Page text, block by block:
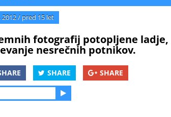
2012/ pred 15 let
fotografij potopljene ladje,
nesrečnih potnikov.
SHARE SHARE